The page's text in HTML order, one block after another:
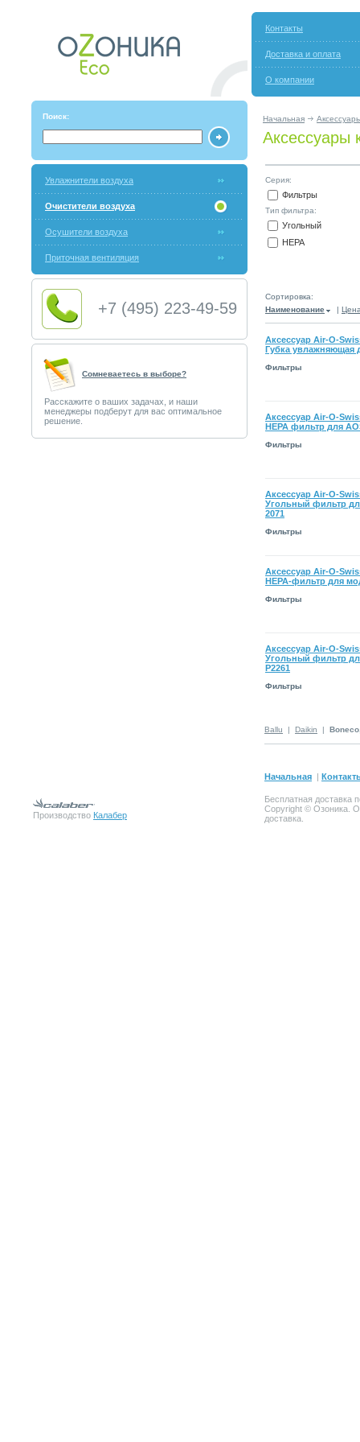
Контакты
Доставка и оплата
О компании
Поиск: Начальная
Аксессуары
Увлажнители воздуха
Очистители воздуха
Осушители воздуха
Приточная вентиляция
+7 (495) 223-49-59
Сомневаетесь в выборе?
Расскажите о ваших задачах, и наши
менеджеры подберут для вас оптимальное
решение.
Серия:
Фильтры
Тип фильтра:
Угольный
HEPA
Сортировка:
Наименование
|
Аксессуар Air-O-
Губка увлажняющая
Фильтры
Аксессуар Air-O-
HEPA фильтр для
Фильтры
Аксессуар Air-O-
Угольный фильтр
2071
Фильтры
Аксессуар Air-O-
HEPA-фильтр для
Фильтры
Аксессуар Air-O-
Угольный фильтр
Р2261
Фильтры
Ballu | Daikin |
Начальная |
Производство Калабер
Бесплатная доставка
Copyright © Озоника.
доставка.